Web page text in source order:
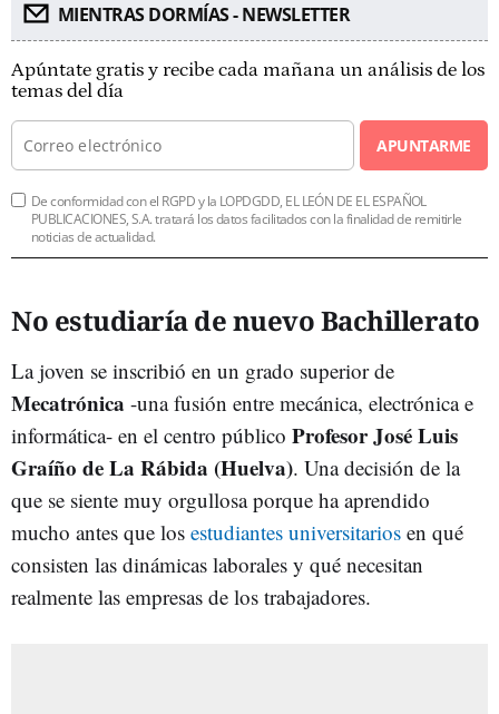
MIENTRAS DORMÍAS - NEWSLETTER
Apúntate gratis y recibe cada mañana un análisis de los
temas del día
APUNTARME
De conformidad con el RGPD y la LOPDGDD, EL LEÓN DE EL ESPAÑOL
PUBLICACIONES, S.A. tratará los datos facilitados con la finalidad de remitirle
noticias de actualidad.
No estudiaría de nuevo Bachillerato
La joven se inscribió en un grado superior de
Mecatrónica -una fusión entre mecánica, electrónica e
informática- en el centro público Profesor José Luis
Graíño de La Rábida (Huelva). Una decisión de la
que se siente muy orgullosa porque ha aprendido
mucho antes que los estudiantes universitarios en qué
consisten las dinámicas laborales y qué necesitan
realmente las empresas de los trabajadores.